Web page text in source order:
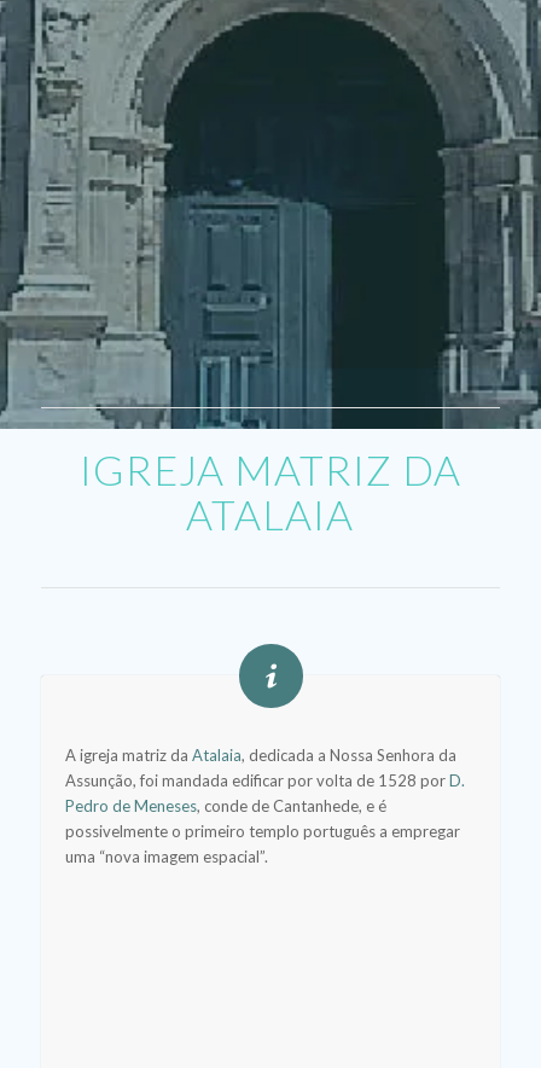
IGREJA MATRIZ DA
ATALAIA
A igreja matriz da Atalaia, dedicada a Nossa Senhora da
Assunção, foi mandada edificar por volta de 1528 porD.
Pedro de Meneses, conde de Cantanhede, e é
possivelmente o primeiro templo português a empregar
uma “nova imagem espacial”.